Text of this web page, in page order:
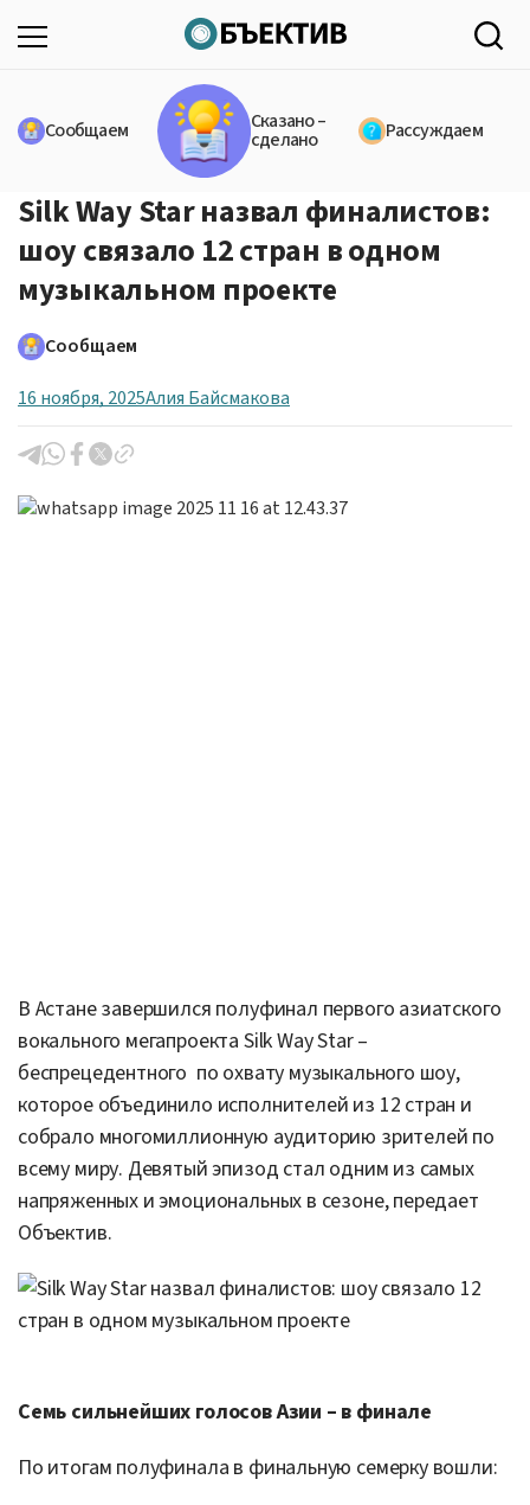
Сообщаем Сказано –
сделано Рассуждаем
Silk Way Star назвал финалистов:
шоу связало 12 стран в одном
музыкальном проекте
Сообщаем
16 ноября, 2025Алия Байсмакова
В Астане завершился полуфинал первого азиатского
вокального мегапроекта Silk Way Star –
беспрецедентного по охвату музыкального шоу,
которое объединило исполнителей из 12 стран и
собрало многомиллионную аудиторию зрителей по
всему миру. Девятый эпизод стал одним из самых
напряженных и эмоциональных в сезоне, передает
Объектив.
Семь сильнейших голосов Азии – в финале
По итогам полуфинала в финальную семерку вошли: